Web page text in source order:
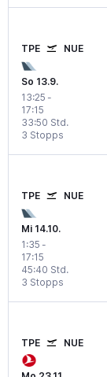
TPE NUE
So 13.9.
13:25 -
17:15
3 Stopps
33:50 Std.
TPE NUE
Mi 14.10.
1:35 -
17:15
3 Stopps
45:40 Std.
TPE NUE